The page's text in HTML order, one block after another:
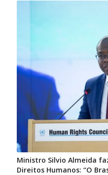
Ministro Silvio Almeida
Direitos Humanos: “O